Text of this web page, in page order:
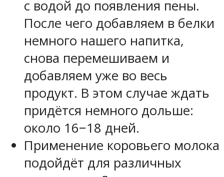
с водой до появления пены.
После чего добавляем в белки
немного нашего напитка,
снова перемешиваем и
добавляем уже во весь
продукт. В этом случае ждать
придётся немного дольше:
около 16−18 дней.
Применение коровьего молока
подойдёт для различных